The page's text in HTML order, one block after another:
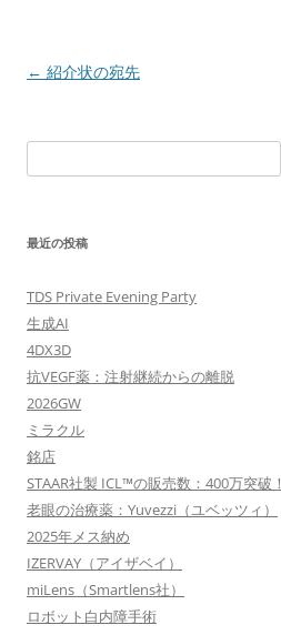
投
ョ
ン
← 紹介状の宛先
索:
最近の投稿
TDS Private Evening Party
生成AI
4DX3D
抗VEGF薬：注射継続からの離脱
2026GW
ミラクル
銘店
STAAR社製 ICL™の販売数：400万突破！
老眼の治療薬：Yuvezzi（ユベッツィ）
2025年メス納め
IZERVAY（アイザベイ）
miLens（Smartlens社）
ロボット白内障手術